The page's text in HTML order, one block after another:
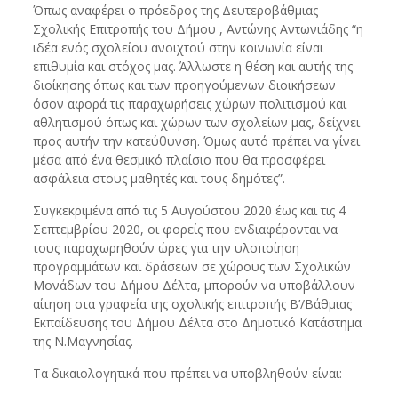
Όπως αναφέρει ο πρόεδρος της Δευτεροβάθμιας
Σχολικής Επιτροπής του Δήμου , Αντώνης Αντωνιάδης “η
ιδέα ενός σχολείου ανοιχτού στην κοινωνία είναι
επιθυμία και στόχος μας. Άλλωστε η θέση και αυτής της
διοίκησης όπως και των προηγούμενων διοικήσεων
όσον αφορά τις παραχωρήσεις χώρων πολιτισμού και
αθλητισμού όπως και χώρων των σχολείων μας, δείχνει
προς αυτήν την κατεύθυνση. Όμως αυτό πρέπει να γίνει
μέσα από ένα θεσμικό πλαίσιο που θα προσφέρει
ασφάλεια στους μαθητές και τους δημότες”.
Συγκεκριμένα από τις 5 Αυγούστου 2020 έως και τις 4
Σεπτεμβρίου 2020, οι φορείς που ενδιαφέρονται να
τους παραχωρηθούν ώρες για την υλοποίηση
προγραμμάτων και δράσεων σε χώρους των Σχολικών
Μονάδων του Δήμου Δέλτα, μπορούν να υποβάλλουν
αίτηση στα γραφεία της σχολικής επιτροπής Β’/Βάθμιας
Εκπαίδευσης του Δήμου Δέλτα στο Δημοτικό Κατάστημα
της Ν.Μαγνησίας.
Τα δικαιολογητικά που πρέπει να υποβληθούν είναι: